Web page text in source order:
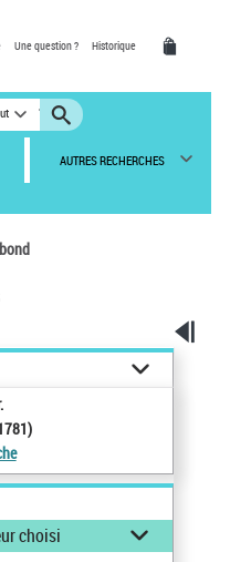
Une question ? Historique
AUTRES RECHERCHES
choisi